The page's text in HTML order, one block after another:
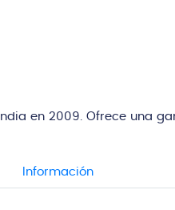
en 2009. Ofrece una
Información